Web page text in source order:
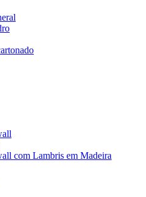
com Lambris em Madeira